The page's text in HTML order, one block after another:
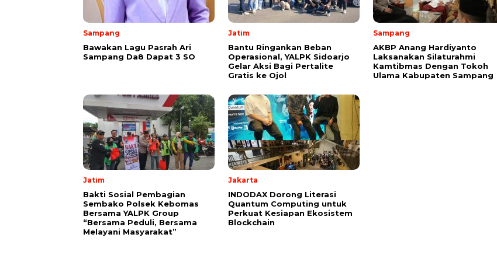
Sampang
Bawakan Lagu Pasrah Ari
Sampang Da8 Dapat 3 SO
Jatim
Bantu Ringankan Beban
Operasional, YALPK Sidoarjo
Gelar Aksi Bagi Pertalite
Gratis ke Ojol
Sampang
AKBP Anang Hardiyanto
Laksanakan Silaturahmi
Kamtibmas Dengan Tokoh
Ulama Kabupaten Sampang
Jatim
Bakti Sosial Pembagian
Sembako Polsek Kebomas
Bersama YALPK Group
“Bersama Peduli, Bersama
Melayani Masyarakat”
Jakarta
INDODAX Dorong Literasi
Quantum Computing untuk
Perkuat Kesiapan Ekosistem
Blockchain